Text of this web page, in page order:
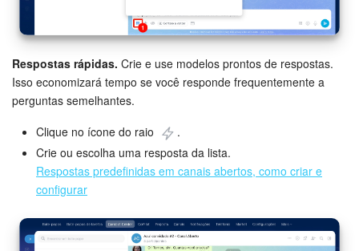
Respostas rápidas. Crie e use modelos prontos de respostas.
Isso economizará tempo se você responde frequentemente a
perguntas semelhantes.
Clique no ícone do raio
.
Crie ou escolha uma resposta da lista.
Respostas predefinidas em canais abertos, como criar e
configurar